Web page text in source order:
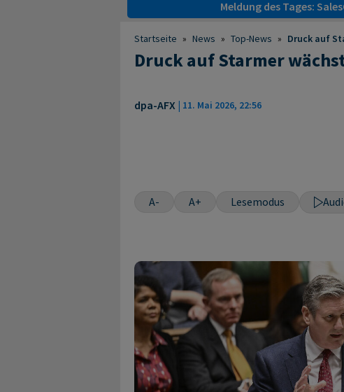
Meldung des Tages:
Startseite » News » Top-News » Druck auf
Druck auf Starmer
dpa-AFX | 11. Mai 2026, 22:56
A- A+ Lesemodus